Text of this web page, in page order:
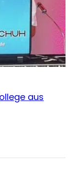
aus